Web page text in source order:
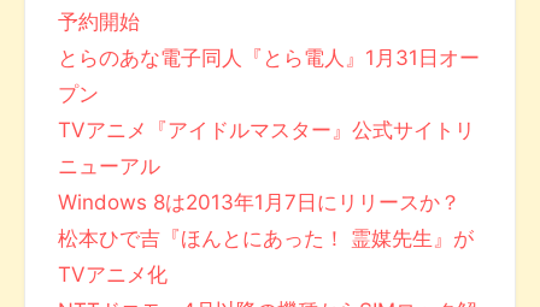
予約開始
とらのあな電子同人『とら電人』1月31日オー
プン
TVアニメ『アイドルマスター』公式サイトリ
ニューアル
Windows 8は2013年1月7日にリリースか？
松本ひで吉『ほんとにあった！ 霊媒先生』が
TVアニメ化